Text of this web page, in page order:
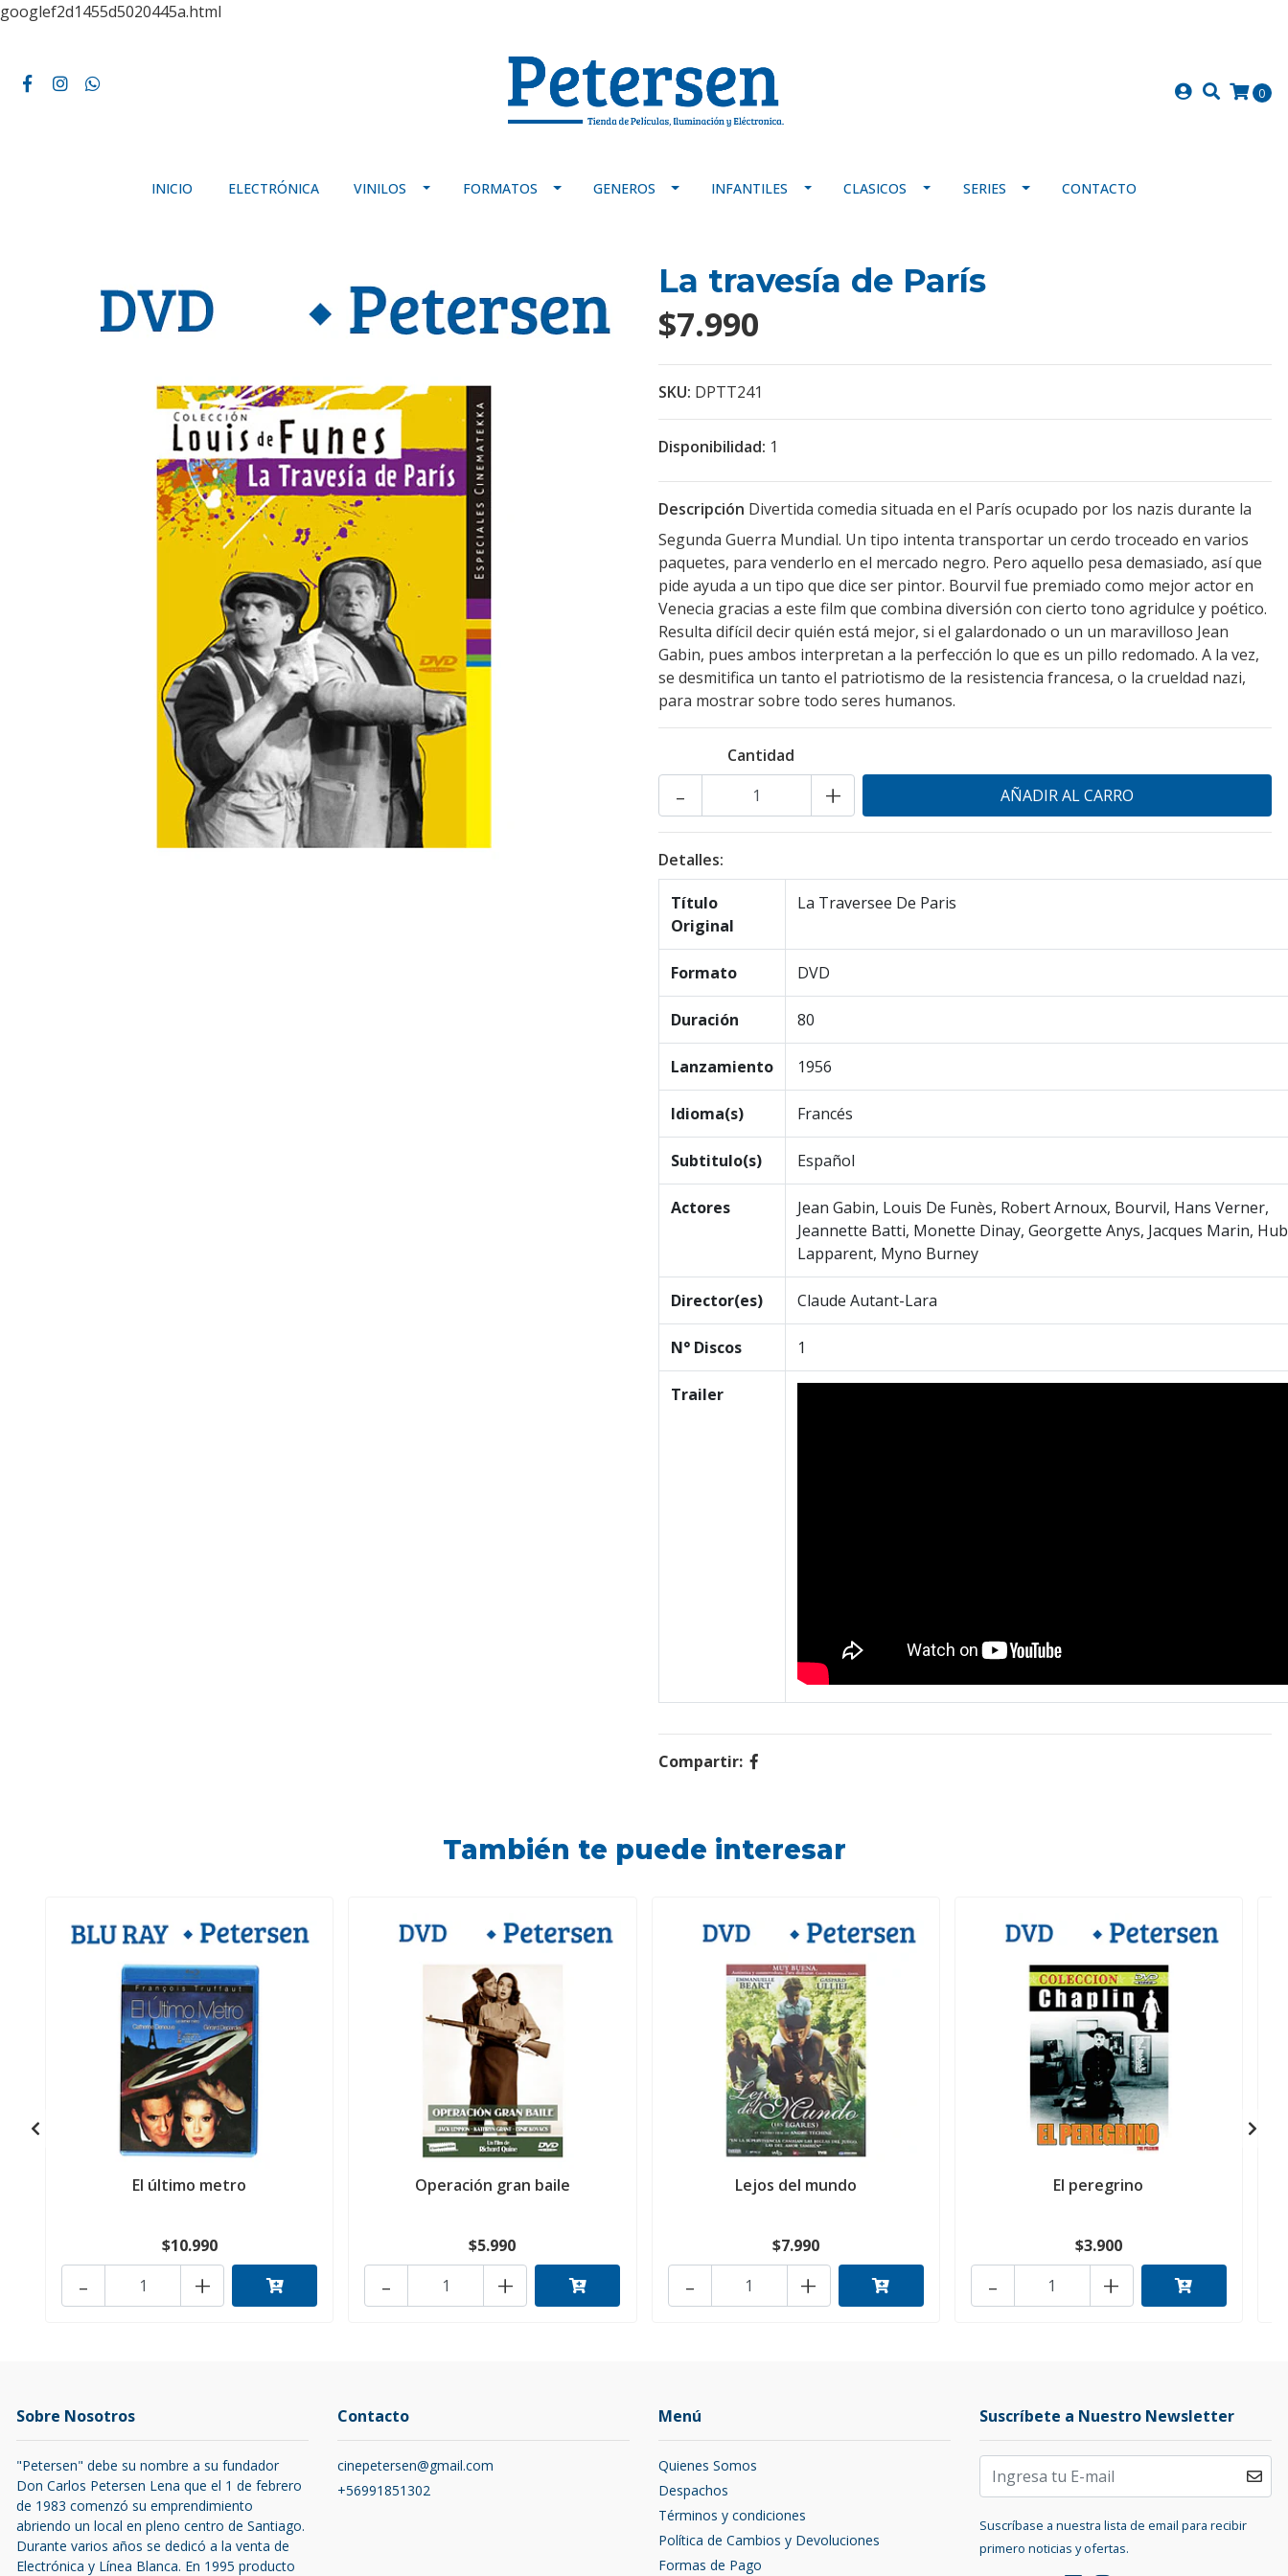
googlef2d1455d5020445a.html
0
INICIO ELECTRÓNICA VINILOS FORMATOS GENEROS INFANTILES CLASICOS SERIES CONTACTO
La travesía de París
$7.990
SKU: DPTT241
Disponibilidad: 1
Descripción Divertida comedia situada en el París ocupado por los nazis durante la
Segunda Guerra Mundial. Un tipo intenta transportar un cerdo troceado en varios
paquetes, para venderlo en el mercado negro. Pero aquello pesa demasiado, así que
pide ayuda a un tipo que dice ser pintor. Bourvil fue premiado como mejor actor en
Venecia gracias a este film que combina diversión con cierto tono agridulce y poético.
Resulta difícil decir quién está mejor, si el galardonado o un un maravilloso Jean
Gabin, pues ambos interpretan a la perfección lo que es un pillo redomado. A la vez,
se desmitifica un tanto el patriotismo de la resistencia francesa, o la crueldad nazi,
para mostrar sobre todo seres humanos.
Cantidad
+
-
Detalles:
Título
Original
La Traversee De Paris
Formato DVD
Duración 80
Lanzamiento 1956
Idioma(s) Francés
Subtitulo(s) Español
Actores
Jean Gabin, Louis De Funès, Robert Arnoux, Bourvil, Hans Verner,
Jeannette Batti, Monette Dinay, Georgette Anys, Jacques Marin,
Lapparent, Myno Burney
Director(es) Claude Autant-Lara
N° Discos 1
Trailer
Compartir:
También te puede interesar
El último metro
$10.990
+
-
Operación gran baile
$5.990
+
-
Lejos del mundo
$7.990
+
-
El peregrino
$3.900
+
-
Sobre Nosotros
"Petersen" debe su nombre a su fundador
Don Carlos Petersen Lena que el 1 de febrero
de 1983 comenzó su emprendimiento
abriendo un local en pleno centro de Santiago.
Durante varios años se dedicó a la venta de
Electrónica y Línea Blanca. En 1995 producto
Contacto
cinepetersen@gmail.com
+56991851302
Menú
Quienes Somos
Despachos
Términos y condiciones
Política de Cambios y Devoluciones
Formas de Pago
Suscríbete a Nuestro Newsletter
Suscríbase a nuestra lista de email para recibir
primero noticias y ofertas.